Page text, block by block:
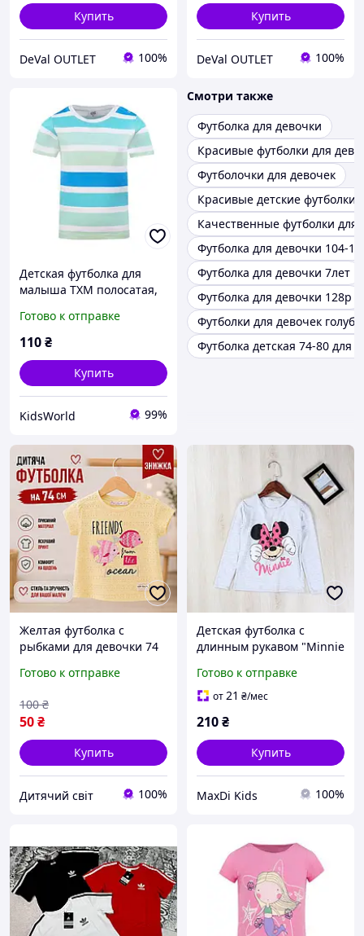
Купить
DeVal OUTLET 100%
Купить
DeVal OUTLET 100%
Детская футболка для
малыша TXM полосатая,
Готово к отправке
110₴
Купить
KidsWorld 99%
Смотри также
Футболка для девочки
Красивые футболки для
Футболочки для девочек
Красивые детские футболки
Качественные футболки для
Футболка для девочки 104-
Футболка для девочки 7лет
Футболка для девочки 128р
Футболки для девочек
Футболка детская 74-80 для
Желтая футболка с
рыбками для девочки 74
футболка на лето хлопок
Готово к отправке
50₴
100 ₴
Купить
Дитячий світ 100%
Детская футболка с
длинным рукавом "Minnie
Готово к отправке
от21 ₴/мес
210₴
Купить
MaxDi Kids 100%